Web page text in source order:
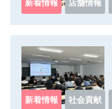
新着情報
店舗情報
新着情報
社会貢献